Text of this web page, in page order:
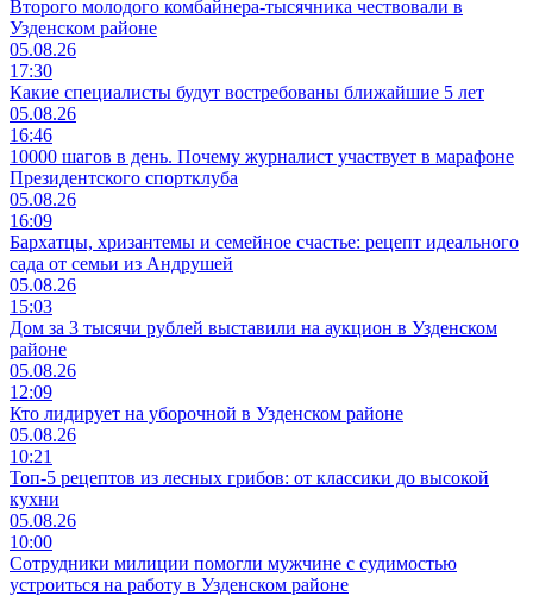
Второго молодого комбайнера-тысячника чествовали в
Узденском районе
05.08.26
17:30
Какие специалисты будут востребованы ближайшие 5 лет
05.08.26
16:46
10000 шагов в день. Почему журналист участвует в марафоне
Президентского спортклуба
05.08.26
16:09
Бархатцы, хризантемы и семейное счастье: рецепт идеального
сада от семьи из Андрушей
05.08.26
15:03
Дом за 3 тысячи рублей выставили на аукцион в Узденском
районе
05.08.26
12:09
Кто лидирует на уборочной в Узденском районе
05.08.26
10:21
Топ-5 рецептов из лесных грибов: от классики до высокой
кухни
05.08.26
10:00
Сотрудники милиции помогли мужчине с судимостью
устроиться на работу в Узденском районе